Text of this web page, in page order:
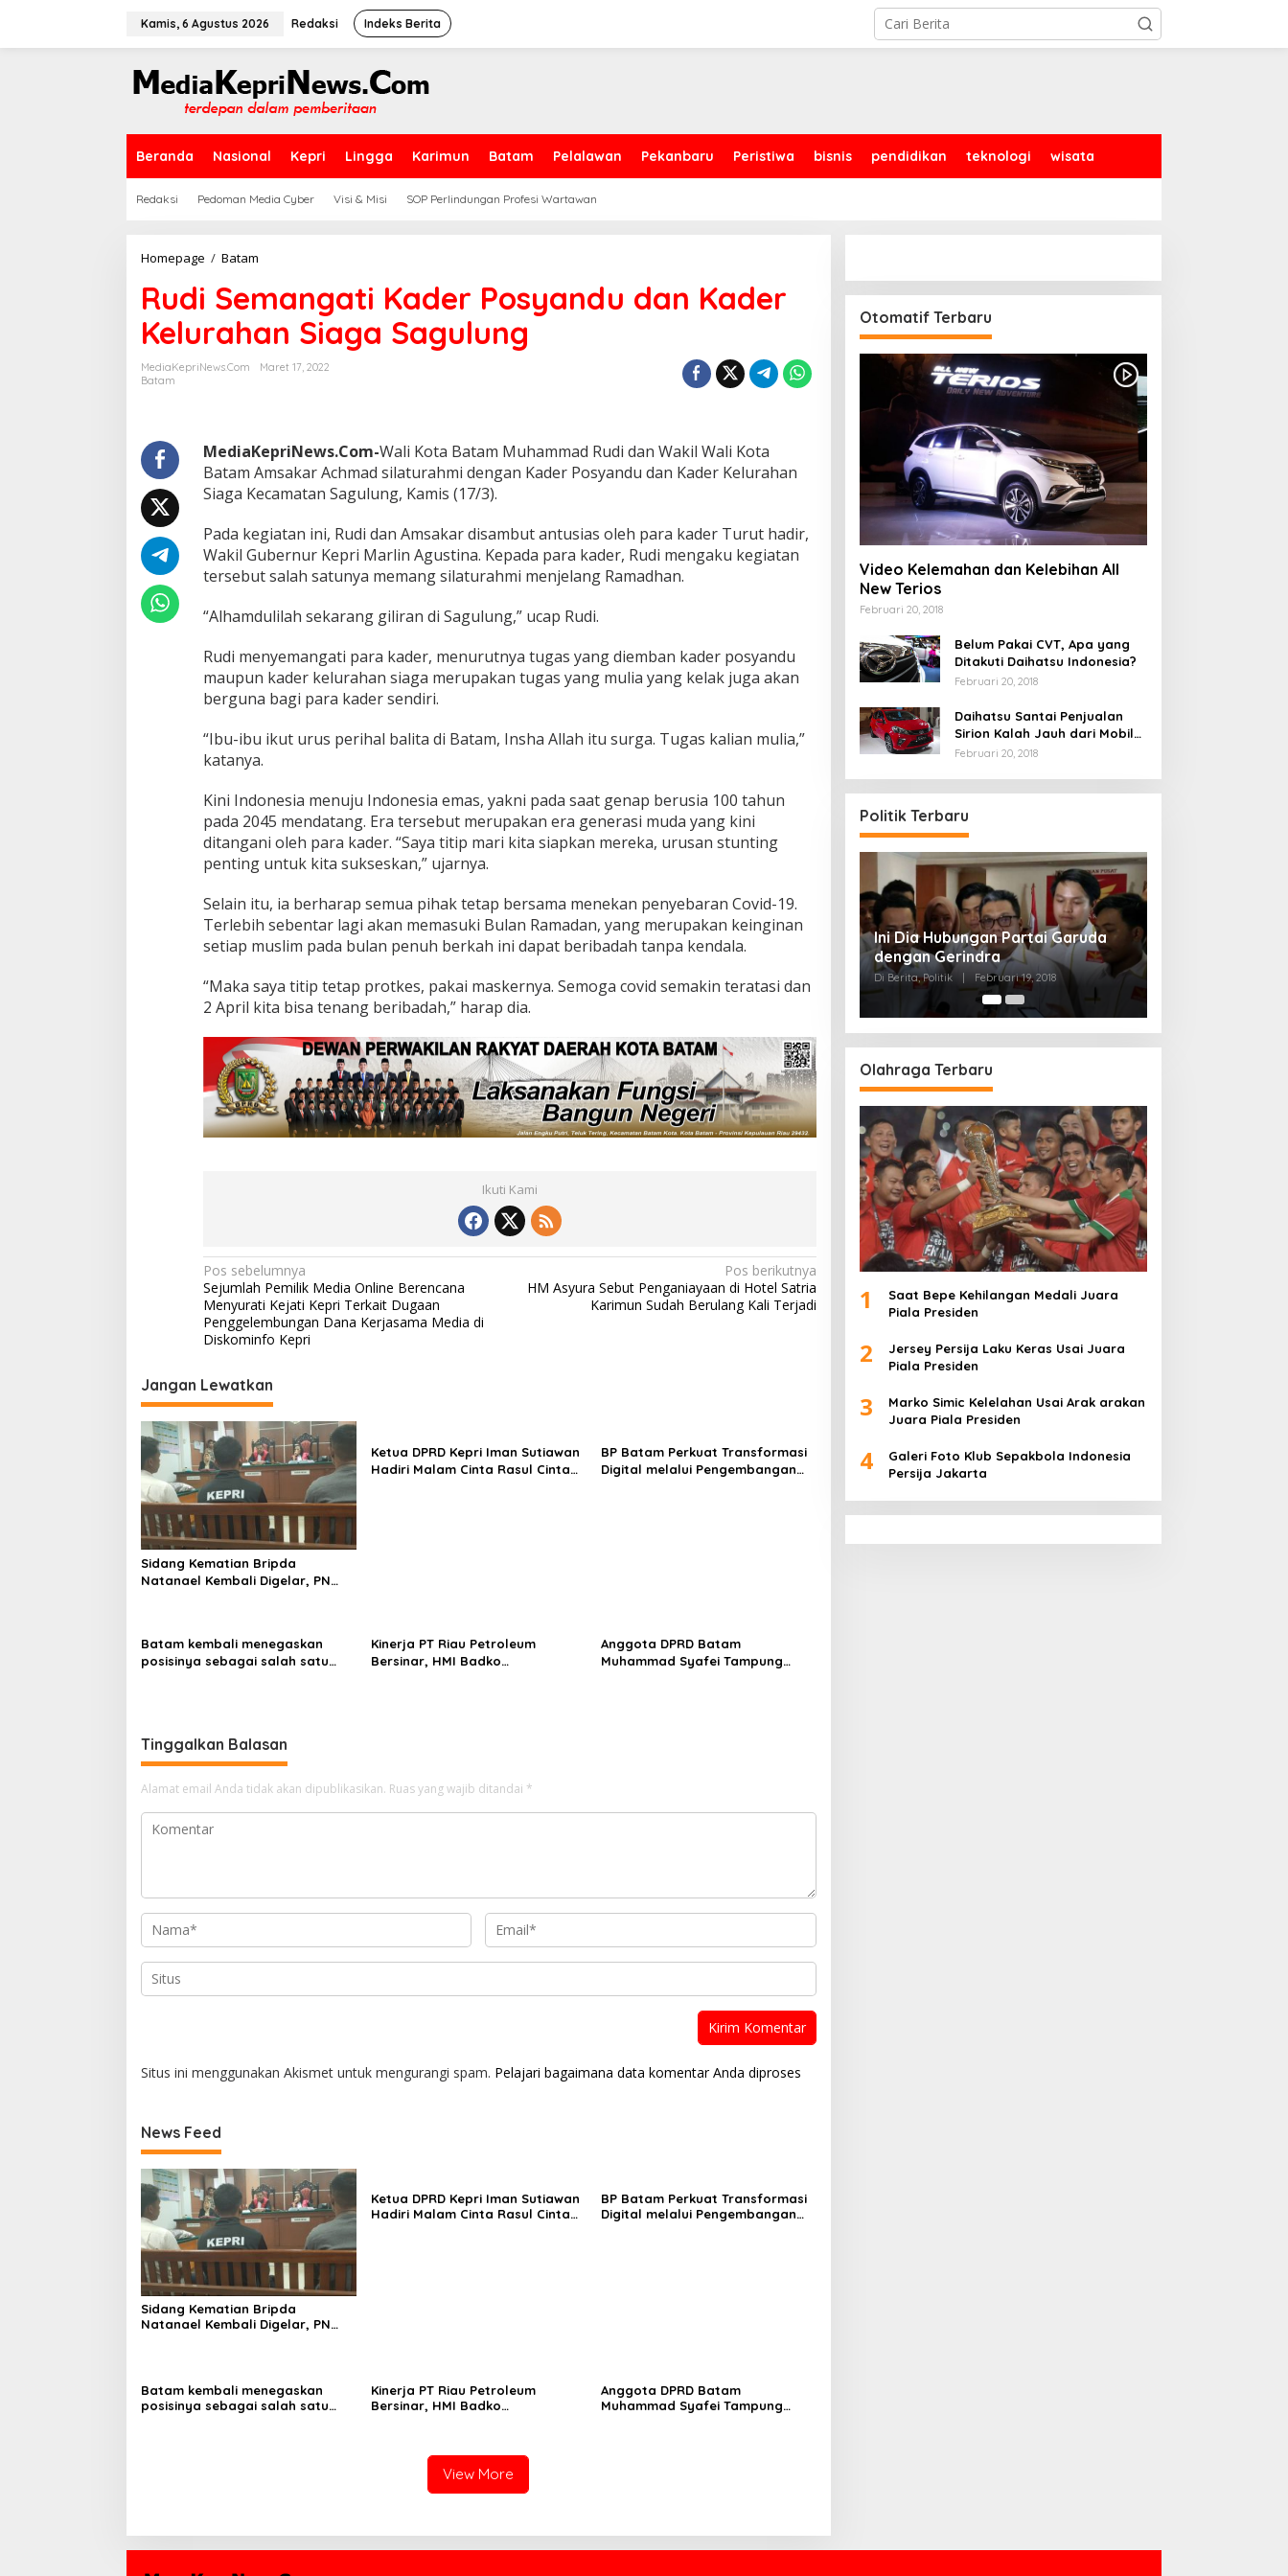
Kamis, 6 Agustus 2026 Redaksi Indeks Berita
Beranda Nasional Kepri Lingga Karimun Batam Pelalawan Pekanbaru Peristiwa bisnis pendidikan teknologi wisata
Redaksi Pedoman Media Cyber Visi & Misi SOP Perlindungan Profesi Wartawan
Homepage / Batam
d
S
e
m
t
i
K
a
e
r
P
o
y
n
d
u
d
n
K
e
r
K
e
r
a
h
n
S
i
a
g
a
S
a
g
u
Rudi Semangati Kader Posyandu dan Kader
Kelurahan Siaga Sagulung
MediaKepriNews.com
Maret 17, 2022
Batam
MediaKepriNews.Com-Wali Kota Batam Muhammad Rudi dan Wakil Wali Kota
Batam Amsakar Achmad silaturahmi dengan Kader Posyandu dan Kader Kelurahan
Siaga Kecamatan Sagulung, Kamis (17/3).
Pada kegiatan ini, Rudi dan Amsakar disambut antusias oleh para kader Turut hadir,
Wakil Gubernur Kepri Marlin Agustina. Kepada para kader, Rudi mengaku kegiatan
tersebut salah satunya memang silaturahmi menjelang Ramadhan.
“Alhamdulilah sekarang giliran di Sagulung,” ucap Rudi.
Rudi menyemangati para kader, menurutnya tugas yang diemban kader posyandu
maupun kader kelurahan siaga merupakan tugas yang mulia yang kelak juga akan
berguna bagi para kader sendiri.
“Ibu-ibu ikut urus perihal balita di Batam, Insha Allah itu surga. Tugas kalian mulia,”
katanya.
Kini Indonesia menuju Indonesia emas, yakni pada saat genap berusia 100 tahun
pada 2045 mendatang. Era tersebut merupakan era generasi muda yang kini
ditangani oleh para kader. “Saya titip mari kita siapkan mereka, urusan stunting
penting untuk kita sukseskan,” ujarnya.
Selain itu, ia berharap semua pihak tetap bersama menekan penyebaran Covid-19.
Terlebih sebentar lagi akan memasuki Bulan Ramadan, yang merupakan keinginan
setiap muslim pada bulan penuh berkah ini dapat beribadah tanpa kendala.
“Maka saya titip tetap protkes, pakai maskernya. Semoga covid semakin teratasi dan
2 April kita bisa tenang beribadah,” harap dia.
Ikuti Kami
N
a
v
g
a
s
i
p
o
s
Pos sebelumnya
Sejumlah Pemilik Media Online Berencana
Menyurati Kejati Kepri Terkait Dugaan
Penggelembungan Dana Kerjasama Media di
Diskominfo Kepri
Pos berikutnya
HM Asyura Sebut Penganiayaan di Hotel Satria
Karimun Sudah Berulang Kali Terjadi
Jangan Lewatkan
Sidang Kematian Bripda
Natanael Kembali Digelar, PN
Ketua DPRD Kepri Iman Sutiawan
Hadiri Malam Cinta Rasul Cinta
BP Batam Perkuat Transformasi
Digital melalui Pengembangan
Batam kembali menegaskan
posisinya sebagai salah satu
Kinerja PT Riau Petroleum
Bersinar, HMI Badko
Anggota DPRD Batam
Muhammad Syafei Tampung
Tinggalkan Balasan
Alamat email Anda tidak akan dipublikasikan. Ruas yang wajib ditandai *
Situs ini menggunakan Akismet untuk mengurangi spam. Pelajari bagaimana data komentar Anda diproses
News Feed
Sidang Kematian Bripda
Natanael Kembali Digelar, PN
Ketua DPRD Kepri Iman Sutiawan
Hadiri Malam Cinta Rasul Cinta
BP Batam Perkuat Transformasi
Digital melalui Pengembangan
Batam kembali menegaskan
posisinya sebagai salah satu
Kinerja PT Riau Petroleum
Bersinar, HMI Badko
Profesional
Anggota DPRD Batam
Muhammad Syafei Tampung
View More
Otomatif Terbaru
Video Kelemahan dan Kelebihan All
New Terios
Februari 20, 2018
Belum Pakai CVT, Apa yang
Ditakuti Daihatsu Indonesia?
Februari 20, 2018
Daihatsu Santai Penjualan
Sirion Kalah Jauh dari Mobil
LCGC
Februari 20, 2018
Politik Terbaru
Ini Dia Hubungan Partai Garuda
dengan Gerindra
Di Berita, Politik Februari 19, 2018
Strategi PPP Menangkan Duet
Ganjar dan Gus Yasin
Di Berita, Politik Februari 19, 2018
Olahraga Terbaru
1
Saat Bepe Kehilangan Medali Juara
Piala Presiden
2
Jersey Persija Laku Keras Usai Juara
Piala Presiden
3
Marko Simic Kelelahan Usai Arak arakan
Juara Piala Presiden
4
Galeri Foto Klub Sepakbola Indonesia
Persija Jakarta